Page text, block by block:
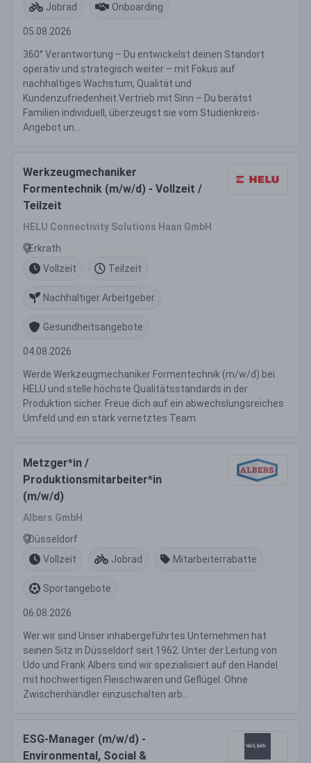
Jobrad Onboarding
05.08.2026
360° Verantwortung – Du entwickelst deinen Standort
operativ und strategisch weiter – mit Fokus auf
nachhaltiges Wachstum, Qualität und
Kundenzufriedenheit.Vertrieb mit Sinn – Du berätst
Familien individuell, überzeugst sie vom Studienkreis-
Angebot un...
Werkzeugmechaniker
Formentechnik (m/w/d) - Vollzeit /
Teilzeit
HELU Connectivity Solutions Haan GmbH
Erkrath
Vollzeit
Teilzeit
Nachhaltiger Arbeitgeber
Gesundheitsangebote
04.08.2026
Werde Werkzeugmechaniker Formentechnik (m/w/d) bei
HELU und stelle höchste Qualitätsstandards in der
Produktion sicher. Freue dich auf ein abwechslungsreiches
Umfeld und ein stark vernetztes Team.
Metzger*in /
Produktionsmitarbeiter*in
(m/w/d)
Albers GmbH
Düsseldorf
Vollzeit
Jobrad Mitarbeiterrabatte
Sportangebote
06.08.2026
Wer wir sind Unser inhabergeführtes Unternehmen hat
seinen Sitz in Düsseldorf seit 1962. Unter der Leitung von
Udo und Frank Albers sind wir spezialisiert auf den Handel
mit hochwertigen Fleischwaren und Geflügel. Ohne
Zwischenhändler einzuschalten arb...
ESG-Manager (m/w/d) -
Environmental, Social &